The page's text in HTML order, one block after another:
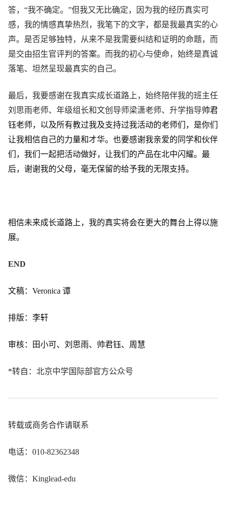
答，“我不确定。”但我又无比确定，因为我的经历真实可
感，我的情感真挚热烈，我笔下的文字，都是我最真实的心
声。是否足够独特，从来不是我需要纠结和证明的命题，而
是交由招生官评判的答案。而我的初心与使命，始终是真诚
落笔、坦然呈现最真实的自己。
最后，我要感谢在我真实成长道路上，始终陪伴我的班主任
刘思雨老师、年级组长和文创导师梁潇老师、升学指导帅君
钰老师，以及所有教过我及支持过我活动的老师们，是你们
让我相信自己的力量和才华。也要感谢我亲爱的同学和伙伴
们，我们一起把活动做好，让我们的产品在北中闪耀。最
后，谢谢我的父母，毫无保留的给予我的无限支持。
相信未来成长道路上，我的真实将会在更大的舞台上得以施
展。
END
文稿：Veronica 谭
排版：李轩
审核：田小可、刘思雨、帅君钰、周慧
*转自：北京中学国际部官方公众号
转载或商务合作请联系
电话：010-82362348
微信：Kinglead-edu